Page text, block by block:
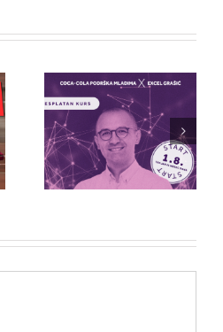
Priključi se besplatnoj
regionalnoj AI edukaciji
i nauči kako da
veštačku inteligenciju
primeniš u praksi